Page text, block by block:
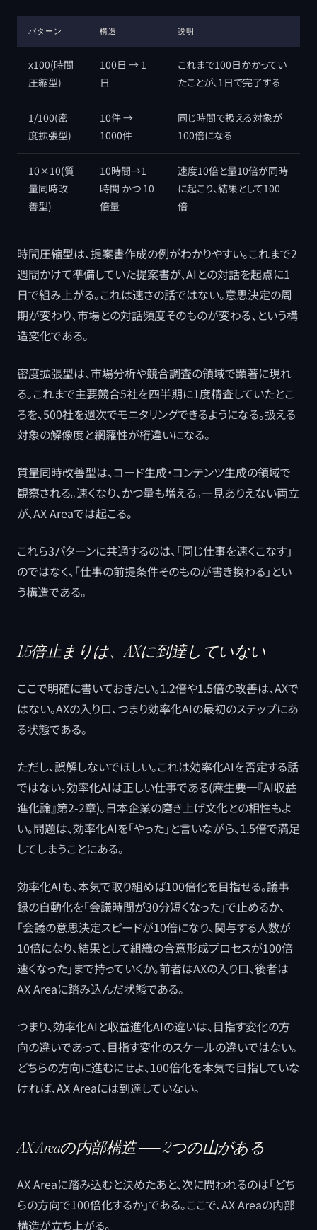
パターン 構造 説明
x100(時間
圧縮型)
100日 → 1
日
これまで100日かかってい
たことが、1日で完了する
1/100(密
度拡張型)
10件 →
1000件
同じ時間で扱える対象が
100倍になる
10×10(質
量同時改
善型)
10時間→1
時間 かつ 10
倍量
速度10倍と量10倍が同時
に起こり、結果として100
倍
時間圧縮型は、提案書作成の例がわかりやすい。これまで2
週間かけて準備していた提案書が、AIとの対話を起点に1
日で組み上がる。これは速さの話ではない。意思決定の周
期が変わり、市場との対話頻度そのものが変わる、という構
造変化である。
密度拡張型は、市場分析や競合調査の領域で顕著に現れ
る。これまで主要競合5社を四半期に1度精査していたとこ
ろを、500社を週次でモニタリングできるようになる。扱える
対象の解像度と網羅性が桁違いになる。
質量同時改善型は、コード生成・コンテンツ生成の領域で
観察される。速くなり、かつ量も増える。一見ありえない両立
が、AX Areaでは起こる。
これら3パターンに共通するのは、「同じ仕事を速くこなす」
のではなく、「仕事の前提条件そのものが書き換わる」とい
う構造である。
1.5倍止まりは、AXに到達していない
ここで明確に書いておきたい。1.2倍や1.5倍の改善は、AXで
はない。AXの入り口、つまり効率化AIの最初のステップにあ
る状態である。
ただし、誤解しないでほしい。これは効率化AIを否定する話
ではない。効率化AIは正しい仕事である(麻生要一『AI収益
進化論』第2-2章)。日本企業の磨き上げ文化との相性もよ
い。問題は、効率化AIを「やった」と言いながら、1.5倍で満足
してしまうことにある。
効率化AIも、本気で取り組めば100倍化を目指せる。議事
録の自動化を「会議時間が30分短くなった」で止めるか、
「会議の意思決定スピードが10倍になり、関与する人数が
10倍になり、結果として組織の合意形成プロセスが100倍
速くなった」まで持っていくか。前者はAXの入り口、後者は
AX Areaに踏み込んだ状態である。
つまり、効率化AIと収益進化AIの違いは、目指す変化の方
向の違いであって、目指す変化のスケールの違いではない。
どちらの方向に進むにせよ、100倍化を本気で目指していな
ければ、AX Areaには到達していない。
AX Areaの内部構造 ── 2つの山がある
AX Areaに踏み込むと決めたあと、次に問われるのは「どち
らの方向で100倍化するか」である。ここで、AX Areaの内部
構造が立ち上がる。